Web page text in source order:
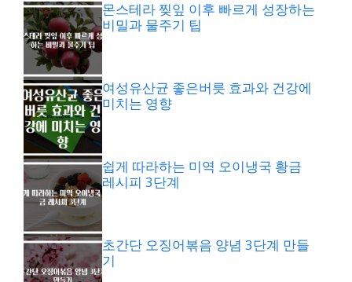
몬스테라 찢잎 이후 빠르게 성장하는
비밀과 물주기 팁
여성유산균 좋은버릇 효과와 건강에
미치는 영향
쉽게 따라하는 미역 오이냉국 황금
레시피 3단계
초간단 오징어볶음 양념 3단계 만들
기